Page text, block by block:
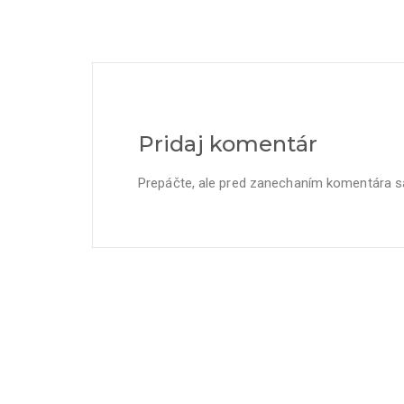
Pridaj komentár
Prepáčte, ale pred zanechaním komentára